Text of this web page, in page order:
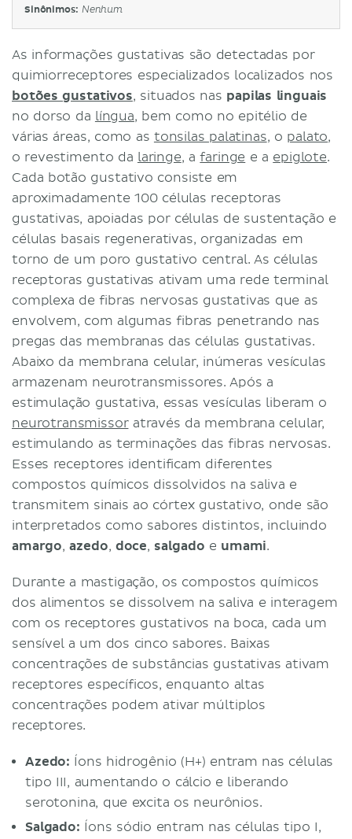
Sinônimos: Nenhum
As informações gustativas são detectadas por
quimiorreceptores especializados localizados nos
botões gustativos, situados nas papilas linguais
no dorso da língua, bem como no epitélio de
várias áreas, como as tonsilas palatinas, o palato,
o revestimento da laringe, afaringe e a epiglote.
Cada botão gustativo consiste em
aproximadamente 100 células receptoras
gustativas, apoiadas por células de sustentação e
células basais regenerativas, organizadas em
torno de um poro gustativo central. As células
receptoras gustativas ativam uma rede terminal
complexa de fibras nervosas gustativas que as
envolvem, com algumas fibras penetrando nas
pregas das membranas das células gustativas.
Abaixo da membrana celular, inúmeras vesículas
armazenam neurotransmissores. Após a
estimulação gustativa, essas vesículas liberam o
neurotransmissoratravés da membrana celular,
estimulando as terminações das fibras nervosas.
Esses receptores identificam diferentes
compostos químicos dissolvidos na saliva e
transmitem sinais ao córtex gustativo, onde são
interpretados como sabores distintos, incluindo
amargo,azedo, doce, salgado e umami.
Durante a mastigação, os compostos químicos
dos alimentos se dissolvem na saliva e interagem
com os receptores gustativos na boca, cada um
sensível a um dos cinco sabores. Baixas
concentrações de substâncias gustativas ativam
receptores específicos, enquanto altas
concentrações podem ativar múltiplos
receptores.
Azedo: Íons hidrogênio (H+) entram nas células
tipo III, aumentando o cálcio e liberando
serotonina, que excita os neurônios.
Salgado: Íons sódio entram nas células tipo I,